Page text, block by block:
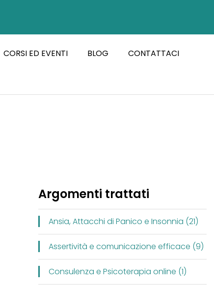
CORSI ED EVENTI BLOG
CONTATTACI
Argomenti trattati
Ansia, Attacchi di Panico e Insonnia (21)
Assertività e comunicazione efficace (9)
Consulenza e Psicoterapia online (1)